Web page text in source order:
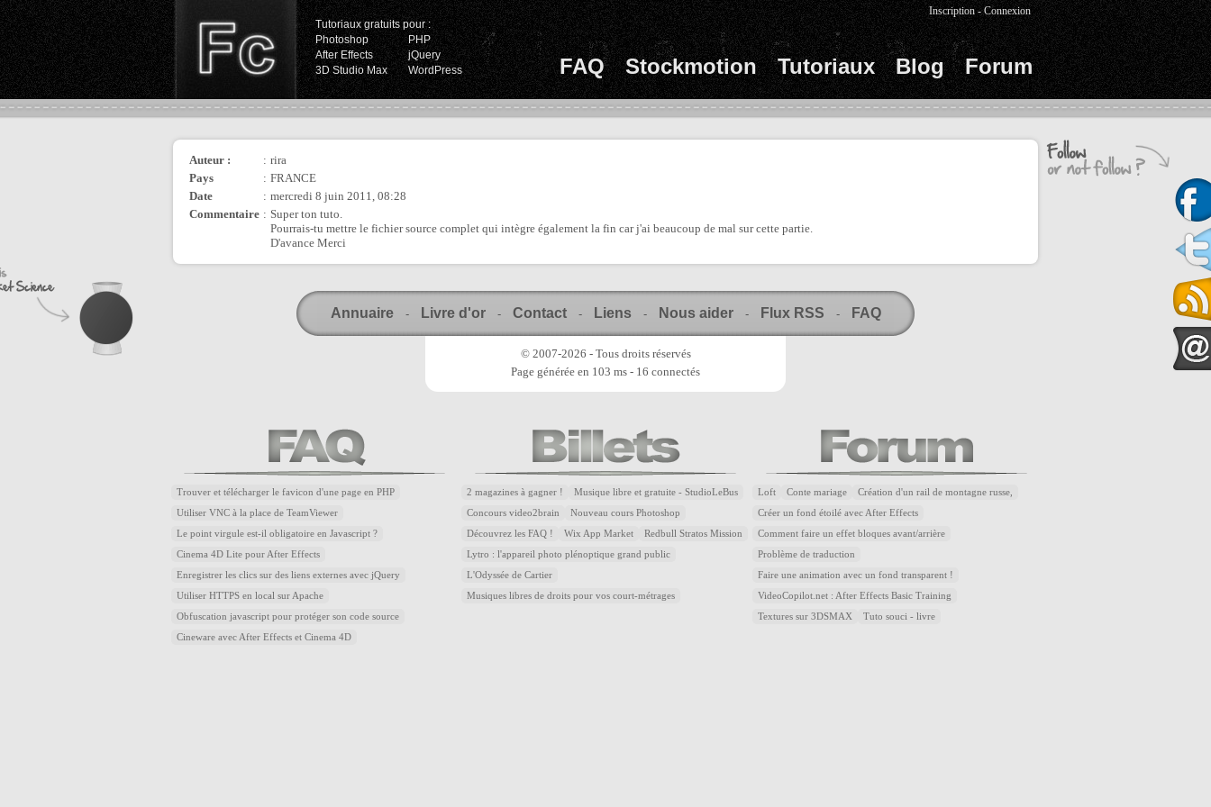
Tutoriaux gratuits pour :
Photoshop
PHP
After Effects
jQuery
3D Studio Max
WordPress FAQ Stockmotion Tutoriaux Blog Forum
Inscription -Connexion
Auteur : : rira
Pays
: FRANCE
Date
: mercredi 8 juin 2011, 08:28
Commentaire : Super ton tuto.
Pourrais-tu mettre le fichier source complet qui intègre également la fin car j'ai beaucoup de mal sur cette partie.
D'avance Merci
Annuaire - Livre d'or - Contact - Liens - Nous aider - Flux RSS - FAQ
© 2007-2026 - Tous droits réservés
Page générée en 103 ms - 16 connectés
Trouver et télécharger le favicon d'une page en PHP
Utiliser VNC à la place de TeamViewer
Le point virgule est-il obligatoire en Javascript ?
Cinema 4D Lite pour After Effects
Enregistrer les clics sur des liens externes avec jQuery
Utiliser HTTPS en local sur Apache
Obfuscation javascript pour protéger son code source
Cineware avec After Effects et Cinema 4D
2 magazines à gagner ! Musique libre et gratuite - StudioLeBus
Concours video2brain Nouveau cours Photoshop
Découvrez les FAQ ! Wix App Market Redbull Stratos Mission
Lytro : l'appareil photo plénoptique grand public
L'Odyssée de Cartier
Musiques libres de droits pour vos court-métrages
Loft Conte mariage Création d'un rail de montagne russe,
Créer un fond étoilé avec After Effects
Comment faire un effet bloques avant/arrière
Problème de traduction
Faire une animation avec un fond transparent !
VideoCopilot.net : After Effects Basic Training
Textures sur 3DSMAX Tuto souci - livre